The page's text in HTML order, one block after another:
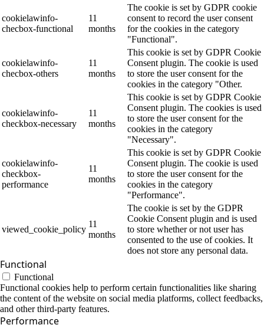
cookielawinfo-
checbox-functional
11
months
The cookie is set by GDPR cookie
consent to record the user consent
for the cookies in the category
"Functional".
cookielawinfo-
checbox-others
11
months
This cookie is set by GDPR Cookie
Consent plugin. The cookie is used
to store the user consent for the
cookies in the category "Other.
cookielawinfo-
checkbox-necessary
11
months
This cookie is set by GDPR Cookie
Consent plugin. The cookies is used
to store the user consent for the
cookies in the category
"Necessary".
cookielawinfo-
checkbox-
performance
11
months
This cookie is set by GDPR Cookie
Consent plugin. The cookie is used
to store the user consent for the
cookies in the category
"Performance".
viewed_cookie_policy
11
months
The cookie is set by the GDPR
Cookie Consent plugin and is used
to store whether or not user has
consented to the use of cookies. It
does not store any personal data.
Functional
Functional
Functional cookies help to perform certain functionalities like sharing
the content of the website on social media platforms, collect feedbacks,
and other third-party features.
Performance